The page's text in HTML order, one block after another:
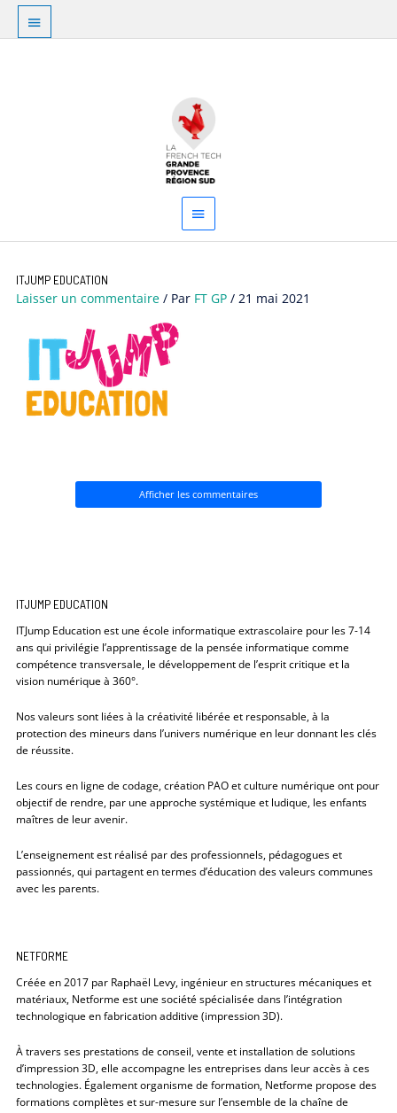
Aller
contenu
Au
dessus
principal
ITJUMP EDUCATION
Laisser un commentaire / Par FT GP/21 mai 2021
Afficher les commentaires
ITJUMP EDUCATION
ITJump Education est une école informatique extrascolaire pour les 7-14
ans qui privilégie l’apprentissage de la pensée informatique comme
compétence transversale, le développement de l’esprit critique et la
vision numérique à 360°.
Nos valeurs sont liées à la créativité libérée et responsable, à la
protection des mineurs dans l’univers numérique en leur donnant les clés
de réussite.
Les cours en ligne de codage, création PAO et culture numérique ont pour
objectif de rendre, par une approche systémique et ludique, les enfants
maîtres de leur avenir.
L’enseignement est réalisé par des professionnels, pédagogues et
passionnés, qui partagent en termes d’éducation des valeurs communes
avec les parents.
NETFORME
Créée en 2017 par Raphaël Levy, ingénieur en structures mécaniques et
matériaux, Netforme est une société spécialisée dans l’intégration
technologique en fabrication additive (impression 3D).
À travers ses prestations de conseil, vente et installation de solutions
d’impression 3D, elle accompagne les entreprises dans leur accès à ces
technologies. Également organisme de formation, Netforme propose des
formations complètes et sur-mesure sur l’ensemble de la chaîne de